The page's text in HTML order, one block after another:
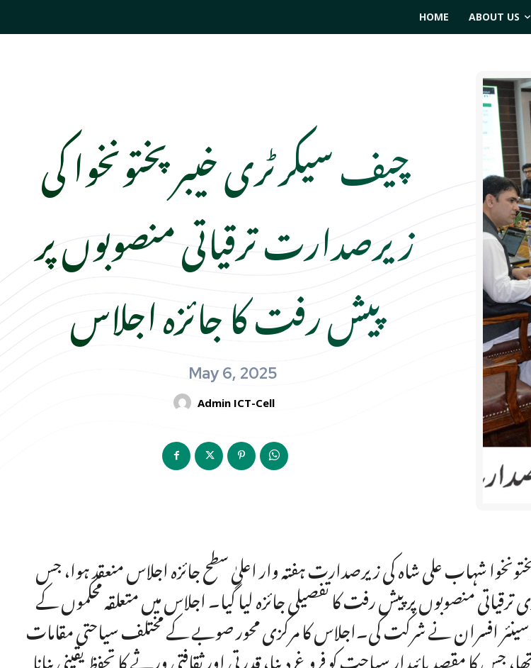
HOME ABOUT US
چیف سیکرٹری خیبرپختونخوا کی
زیرصدارت ترقیاتی منصوبوں پر
پیش رفت کا جائزہ اجلاس
May 6, 2025
Admin ICT-Cell
شہاب علی شاہ کی زیرصدارت ہفتہ وار اعلیٰ سطح جائزہ اجلاس منعقد ہوا، جس
ترقیاتی منصوبوں پر پیش رفت کا تفصیلی جائزہ لیا گیا۔ اجلاس میں متعلقہ محکموں کے
سینئر افسران نے شرکت کی۔اجلاس کا مرکزی محور صوبے کے مختلف سیاحتی مقامات
جس کا مقصد پائیدار سیاحت کو فروغ دینا، قدرتی اور ثقافتی ورثے کا تحفظ یقینی بنانا